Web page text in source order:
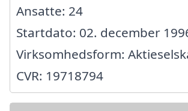
Ansatte: 24
Startdato: 02. december
Virksomhedsform:
CVR: 19718794